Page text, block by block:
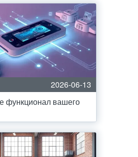
2026-06-13
функционал вашего